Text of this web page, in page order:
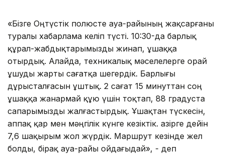
«Бізге Оңтүстік полюсте ауа-райының жақсарғаны
туралы хабарлама келіп түсті. 10:30-да барлық
құрал-жабдықтарымызды жинап, ұшаққа
отырдық. Алайда, техникалық мәселелерге орай
ұшуды жарты сағатқа шегердік. Барлығы
дұрысталғасын ұштық. 2 сағат 15 минуттан соң
ұшаққа жанармай құю үшін тоқтап, 88 градуста
сапарымызды жалғастырдық. Ұшақтан түскесін,
аппақ қар мен мәңгілік күнге кезіктік. Қазірге дейін
7,6 шақырым жол жүрдік. Маршрут кезінде жел
болды, бірақ ауа-райы ойдағыдай», - деп